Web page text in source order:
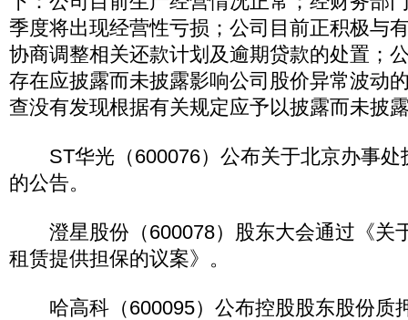
季度将出现经营性亏损；公司目前正积极与
协商调整相关还款计划及逾期贷款的处置；
存在应披露而未披露影响公司股价异常波动
查没有发现根据有关规定应予以披露而未披
ST华光（600076）公布关于北京办事处
的公告。
澄星股份（600078）股东大会通过《关
租赁提供担保的议案》。
哈高科（600095）公布控股股东股份质